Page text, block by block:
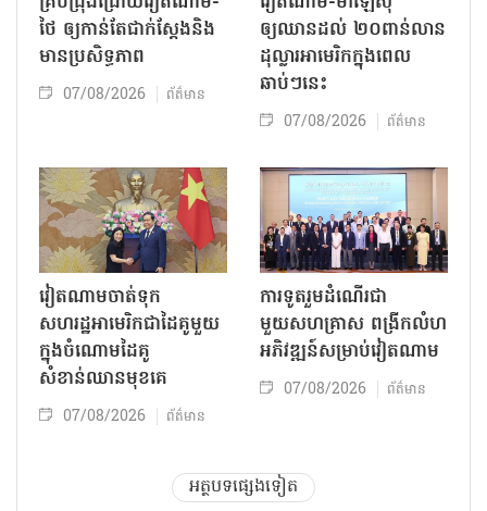
ថៃ ឲ្យកាន់តែជាក់ស្ដែងនិង
មានប្រសិទ្ធភាព
07/08/2026 ព័ត៌មាន
ឲ្យឈានដល់ ២០ពាន់លាន
ដុល្លារអាមេរិកក្នុងពេល
ឆាប់ៗនេះ
07/08/2026 ព័ត៌មាន
វៀតណាមចាត់ទុក
សហរដ្ឋអាមេរិកជាដៃគូមួយ
ក្នុងចំណោមដៃគូ
សំខាន់ឈានមុខគេ
07/08/2026 ព័ត៌មាន
ការទូតរួមដំណើរជា
មួយសហគ្រាស ពង្រីកលំហ
អភិវឌ្ឍន៍សម្រាប់វៀតណាម
07/08/2026 ព័ត៌មាន
អត្ថបទផ្សេងទៀត